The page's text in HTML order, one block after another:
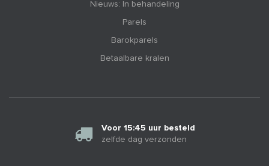
Nieuws: In behandeling
Parels
Barokparels
Betaalbare kralen
Voor 15:45 uur besteld
zelfde dag verzonden